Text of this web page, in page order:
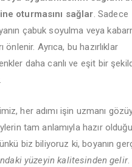
oturmasını sağlar. Sadece
çabuk soyulma veya
önlenir. Ayrıca, bu hazırlıklar
daha canlı ve eşit bir
her adımı işin uzmanı
tam anlamıyla hazır
biz biliyoruz ki, boyanın
yüzeyin kalitesinden gelir.